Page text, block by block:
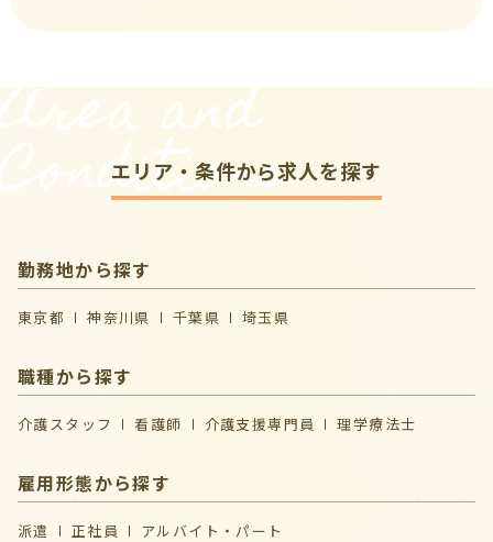
Area and
Conditions
エリア・条件から求人を探す
勤務地から探す
東京都 神奈川県 千葉県 埼玉県
職種から探す
介護スタッフ 看護師 介護支援専門員 理学療法士
雇用形態から探す
派遣 正社員 アルバイト・パート